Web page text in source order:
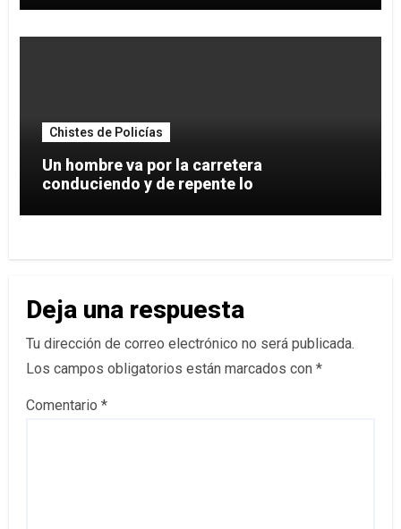
Chistes de Policías
Un hombre va por la carretera
conduciendo y de repente lo
Deja una respuesta
Tu dirección de correo electrónico no será publicada.
Los campos obligatorios están marcados con *
Comentario *